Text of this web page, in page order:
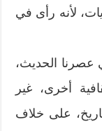
لأنه رأى في
الحديث،
أخرى، غير
على خلاف